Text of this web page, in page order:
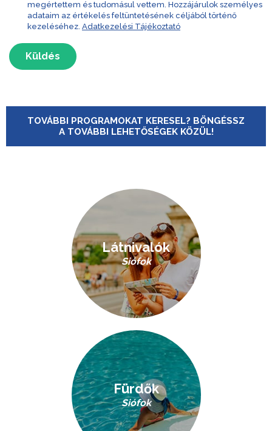
megértettem és tudomásul vettem. Hozzájárulok személyes
adataim az értékelés feltüntetésének céljából történő
kezeléséhez. Adatkezelési Tájékoztató
Küldés
TOVÁBBI PROGRAMOKAT KERESEL? BÖNGÉSSZ
A TOVÁBBI LEHETŐSÉGEK KÖZÜL!
Látnivalók
Siófok
Fürdők
Siófok